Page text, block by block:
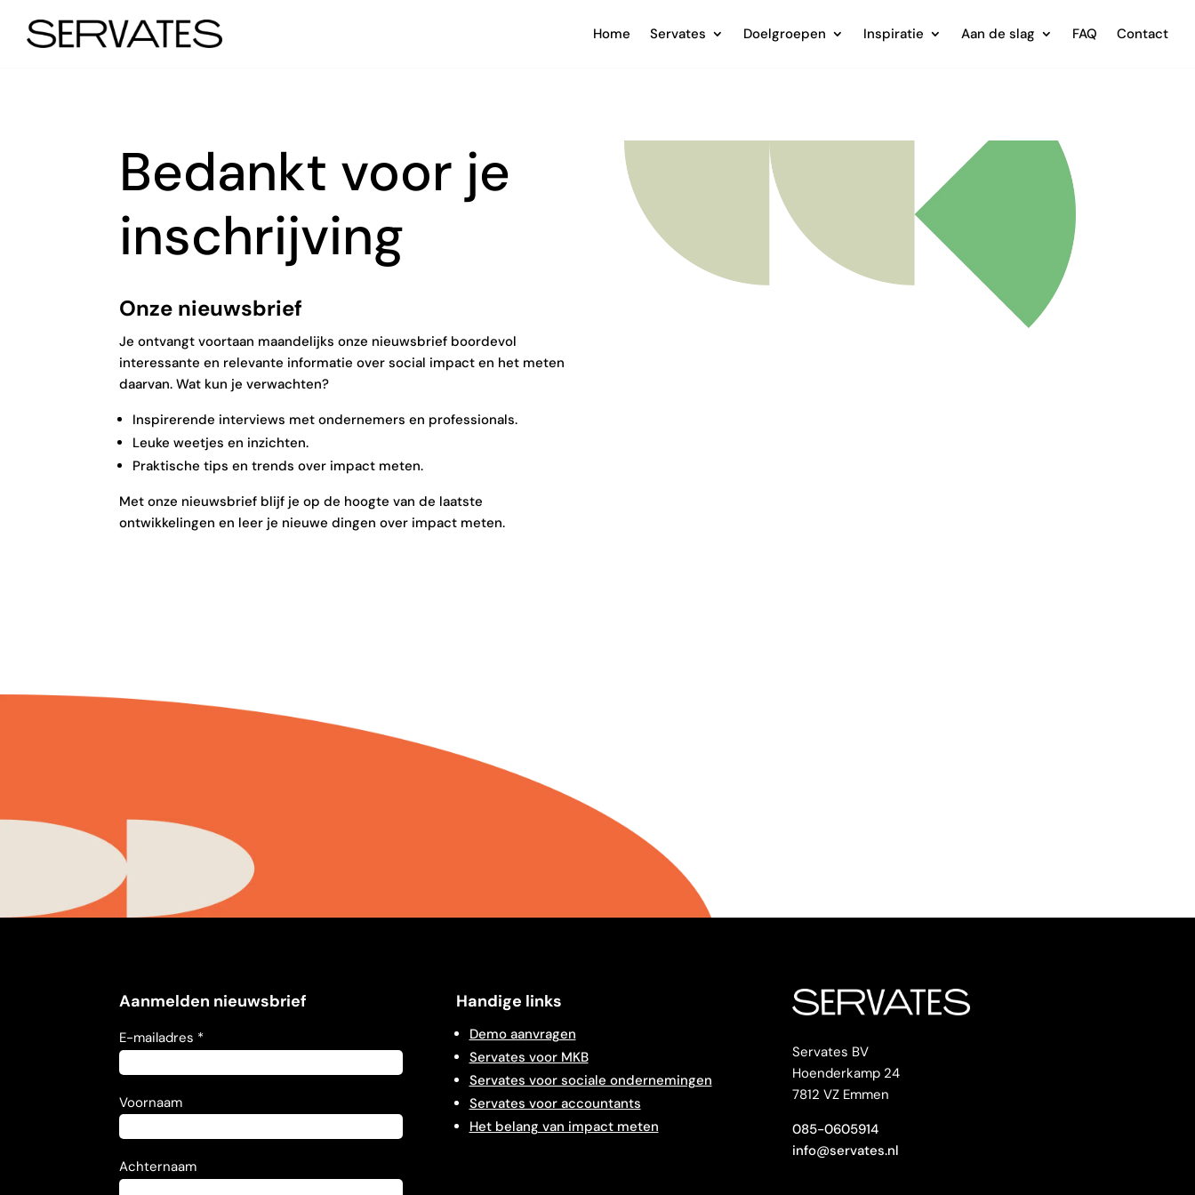
Home Servates Doelgroepen Inspiratie Aan de slag FAQ Contact
Bedankt voor je
inschrijving
Onze nieuwsbrief
Je ontvangt voortaan maandelijks onze nieuwsbrief boordevol
interessante en relevante informatie over social impact en het meten
daarvan. Wat kun je verwachten?
Inspirerende interviews met ondernemers en professionals.
Leuke weetjes en inzichten.
Praktische tips en trends over impact meten.
Met onze nieuwsbrief blijf je op de hoogte van de laatste
ontwikkelingen en leer je nieuwe dingen over impact meten.
Aanmelden nieuwsbrief
E-mailadres *
Voornaam
Achternaam
Handige links
Demo aanvragen
Servates voor MKB
Servates voor sociale ondernemingen
Servates voor accountants
Het belang van impact meten
Servates BV
Hoenderkamp 24
7812 VZ Emmen
085-0605914
info@servates.nl